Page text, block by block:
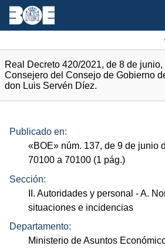
Real Decreto 420/2021, de 8 de
Consejero del Consejo de Gobierno
don Luis Servén Díez.
Publicado en:
«BOE» núm. 137, de 9 de junio
70100 a 70100 (1 pág.)
Sección:
II. Autoridades y personal - A.
situaciones e incidencias
Departamento:
Ministerio de Asuntos